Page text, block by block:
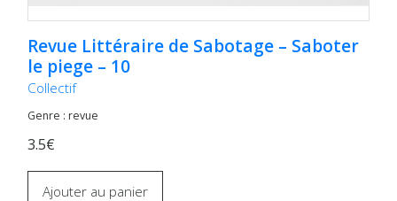
Revue Littéraire de Sabotage – Saboter
le piege – 10
Collectif
Genre : revue
3.5€
Ajouter au panier